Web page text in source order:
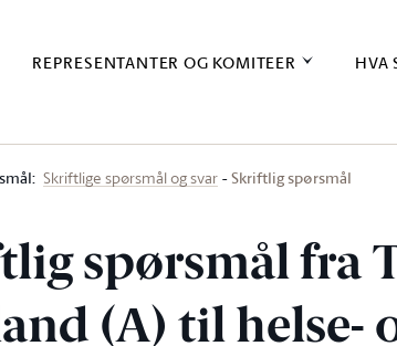
REPRESENTANTER OG KOMITEER HVA
Skriftlige spørsmål og svar Skriftlig spørsmål
spørsmål fra
(A) til helse-